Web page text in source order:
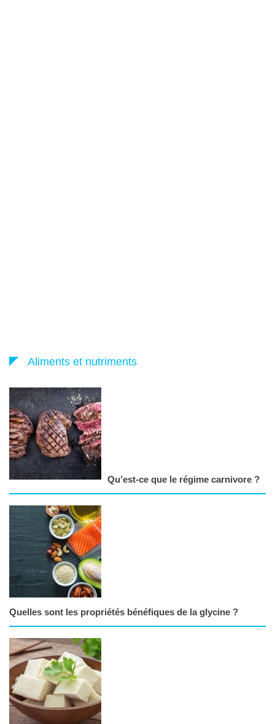
Aliments et nutriments
Qu’est-ce que le régime carnivore ?
Quelles sont les propriétés bénéfiques de la glycine ?